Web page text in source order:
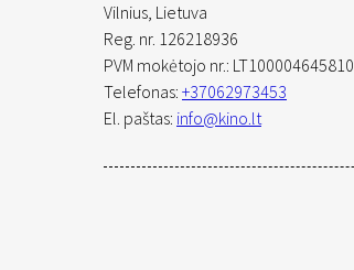
Vilnius, Lietuva
Reg. nr. 126218936
PVM mokėtojo nr.: LT100004645810
Telefonas: +37062973453
El. paštas: info@kino.lt